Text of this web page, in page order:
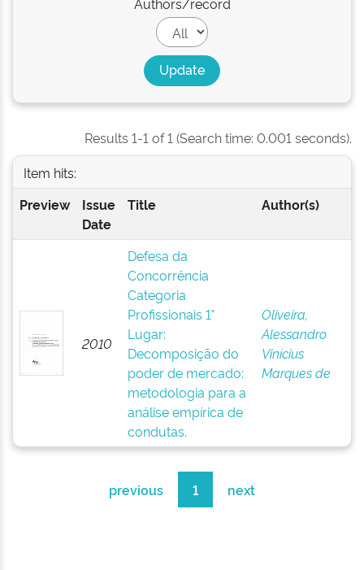
Results 1-1 of 1 (Search time: 0.001 seconds).
Item hits:
Preview
Issue
Date
Title Author(s)
2010
Defesa da
Concorrência
Categoria
Profissionais 1°
Lugar:
Decomposição do
poder de mercado:
metodologia para a
análise empírica de
condutas.
Oliveira,
Alessandro
Vinícius
Marques de
previous 1 next